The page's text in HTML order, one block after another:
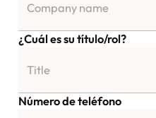
¿Cuál es su título/rol?
Número de teléfono